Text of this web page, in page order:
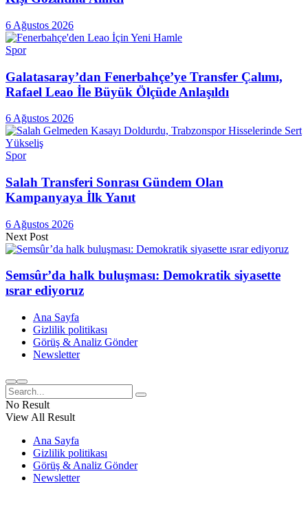
6 Ağustos 2026
Spor
Galatasaray’dan Fenerbahçe’ye Transfer Çalımı,
Rafael Leao İle Büyük Ölçüde Anlaşıldı
6 Ağustos 2026
Spor
Salah Transferi Sonrası Gündem Olan
Kampanyaya İlk Yanıt
6 Ağustos 2026
Next Post
Semsûr’da halk buluşması: Demokratik siyasette
ısrar ediyoruz
Ana Sayfa
Gizlilik politikası
Görüş & Analiz Gönder
Newsletter
No Result
View All Result
Ana Sayfa
Gizlilik politikası
Görüş & Analiz Gönder
Newsletter